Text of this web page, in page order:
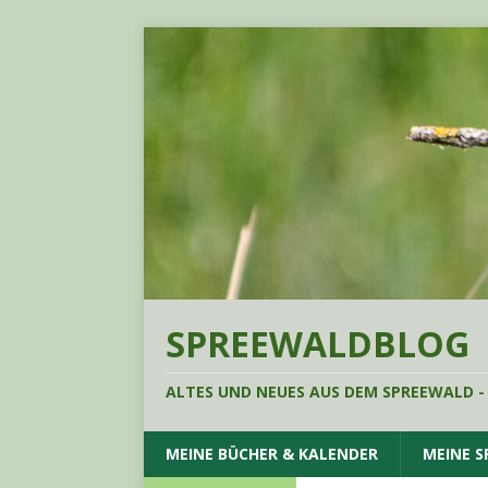
SPREEWALDBLOG
ALTES UND NEUES AUS DEM SPREEWALD
MEINE BÜCHER & KALENDER MEINE